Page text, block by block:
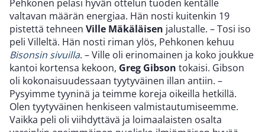
Pehkonen pelasi hyvän ottelun tuoden kentälle
valtavan määrän energiaa. Hän nosti kuitenkin 19
pistettä tehneen Ville Mäkäläisen jalustalle. – Tosi iso
peli Villeltä. Hän nosti riman ylös, Pehkonen kehuu
Bisonsin sivuilla. – Ville oli erinomainen ja koko joukkue
kantoi kortensa kekoon, Greg Gibson tokaisi. Gibson
oli kokonaisuudessaan tyytyväinen illan antiin. –
Pysyimme tyyninä ja teimme koreja oikeilla hetkillä.
Olen tyytyväinen henkiseen valmistautumiseemme.
Vaikka peli oli viihdyttävä ja loimaalaisten osalta